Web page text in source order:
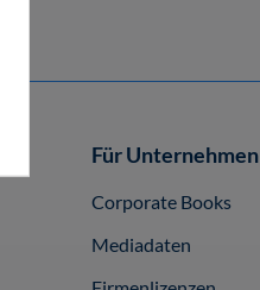
Für Unternehmen
Corporate Books
Mediadaten